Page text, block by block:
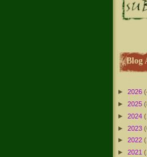
Blog
► 2026
► 2025
► 2024
► 2023
► 2022
► 2021